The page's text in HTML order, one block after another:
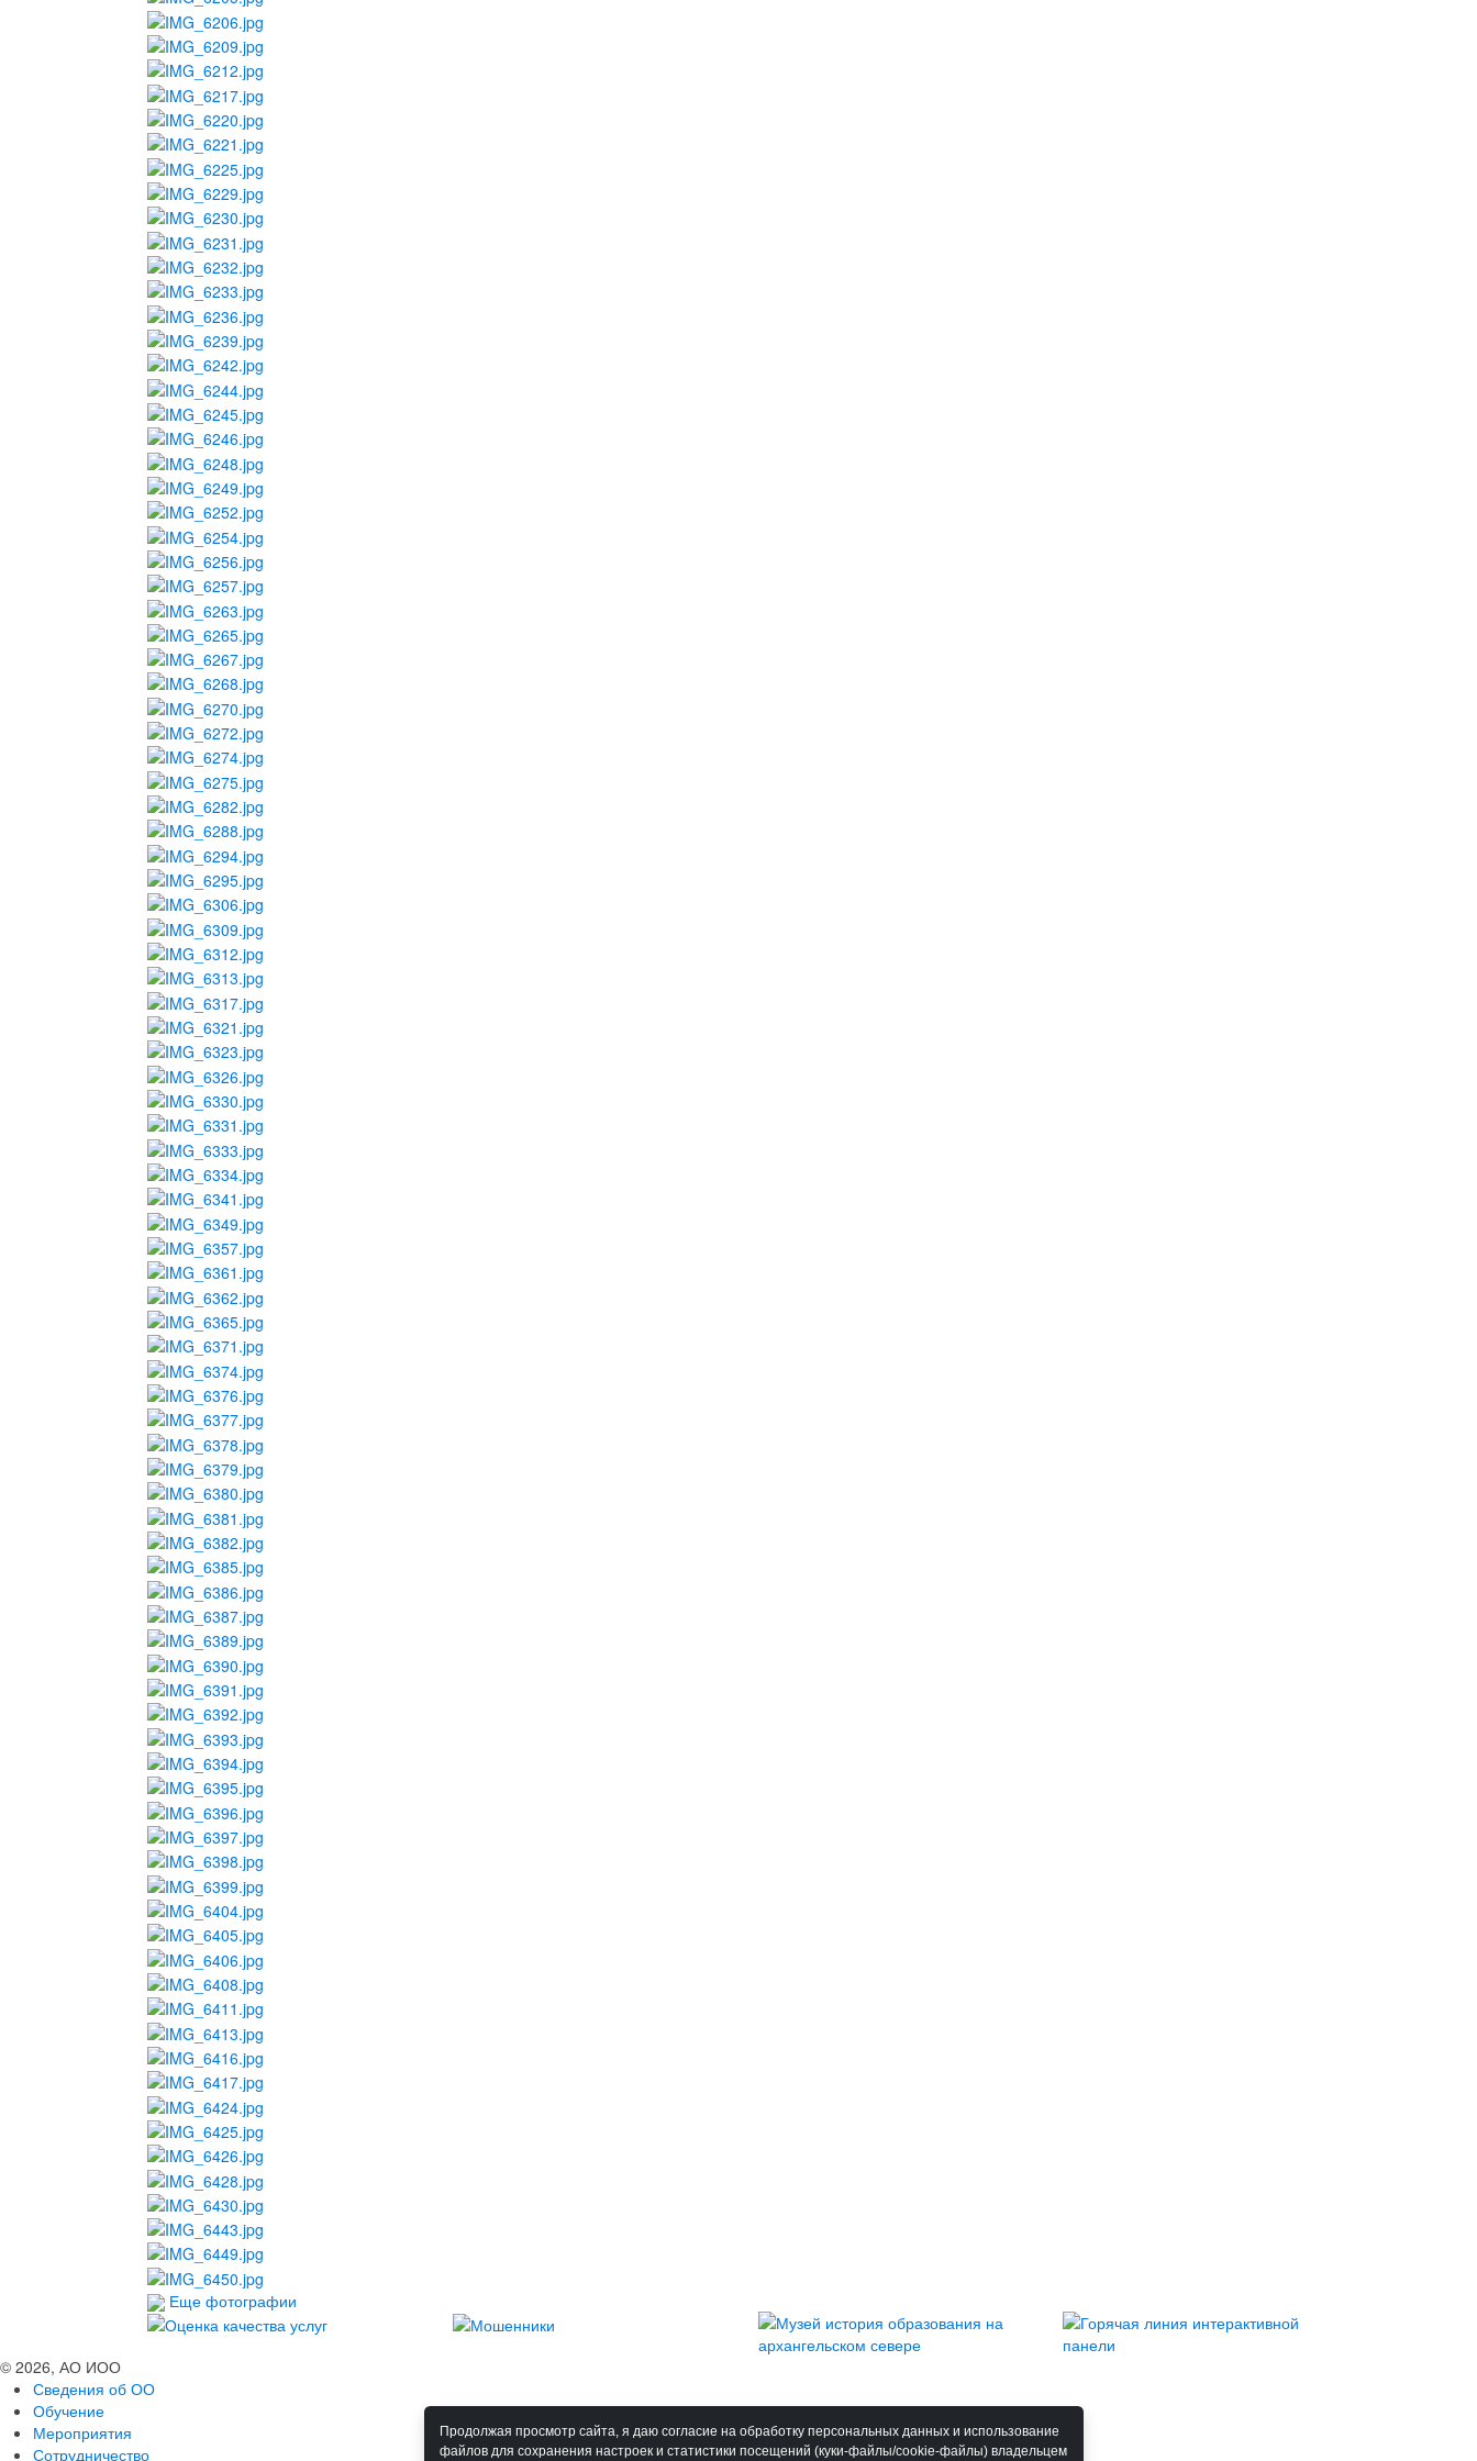
Еще фотографии
© 2026, АО ИОО
Сведения об ОО
Обучение
Мероприятия
Сотрудничество
Продолжая просмотр сайта, я даю согласие на обработку персональных данных и использование
файлов для сохранения настроек и статистики посещений (куки-файлы/cookie-файлы) владельцем